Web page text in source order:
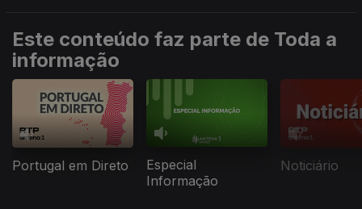
Este conteúdo faz parte de Toda a
informação
Portugal em Direto
Especial
Informação
Noticiário